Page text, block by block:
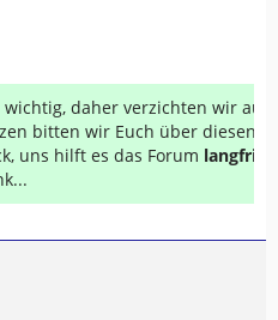
wichtig, daher verzichten wir auf
bitten wir Euch über diesen
uns hilft es das Forum